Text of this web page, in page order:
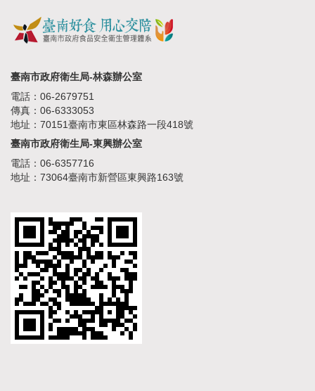
臺南市政府衛生局-林森辦公室
電話：06-2679751
傳真：06-6333053
地址：70151臺南市東區林森路一段418號
臺南市政府衛生局-東興辦公室
電話：06-6357716
地址：73064臺南市新營區東興路163號